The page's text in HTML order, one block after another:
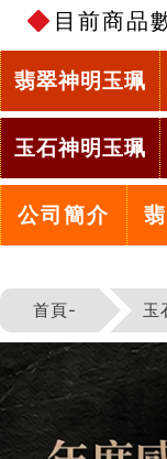
目前商品
翡翠神明玉珮
玉石神明玉珮
公司簡介
首頁- 玉